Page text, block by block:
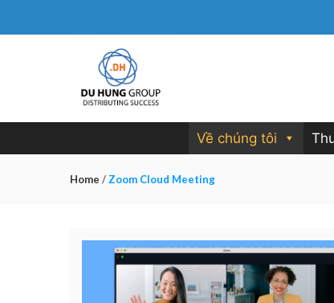
Về chúng tôi
Home / Zoom Cloud Meeting